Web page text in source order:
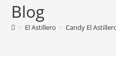
Blog
> El Astillero > Candy El